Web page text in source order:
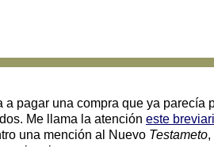
a pagar una compra que ya
Me llama la atención este
una mención al Nuevo Testameto,